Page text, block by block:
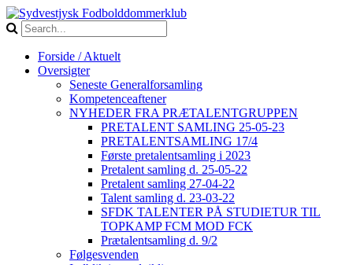
Forside / Aktuelt
Oversigter
Seneste Generalforsamling
Kompetenceaftener
NYHEDER FRA PRÆTALENTGRUPPEN
PRETALENT SAMLING 25-05-23
PRETALENTSAMLING 17/4
Første pretalentsamling i 2023
Pretalent samling d. 25-05-22
Pretalent samling 27-04-22
Talent samling d. 23-03-22
SFDK TALENTER PÅ STUDIETUR TIL
TOPKAMP FCM MOD FCK
Prætalentsamling d. 9/2
Følgesvenden